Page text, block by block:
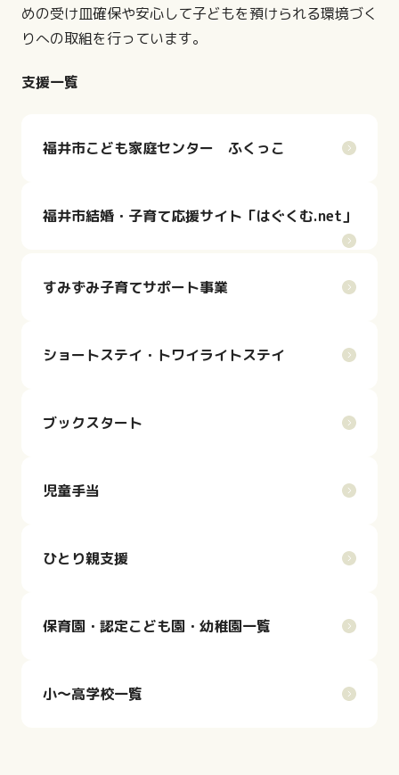
めの受け皿確保や安心して子どもを預けられる環境づく
りへの取組を行っています。
支援一覧
福井市こども家庭センター ふくっこ
福井市結婚・子育て応援サイト「はぐくむ.net」
すみずみ子育てサポート事業
ショートステイ・トワイライトステイ
ブックスタート
児童手当
ひとり親支援
保育園・認定こども園・幼稚園一覧
小～高学校一覧